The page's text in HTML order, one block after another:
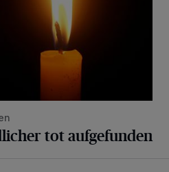
tot aufgefunden